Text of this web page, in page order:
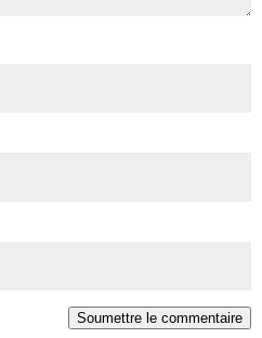
Soumettre le commentaire